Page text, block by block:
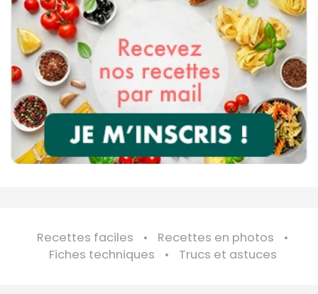
Recettes faciles
Recettes en photos
Fiches techniques
Trucs et astuces